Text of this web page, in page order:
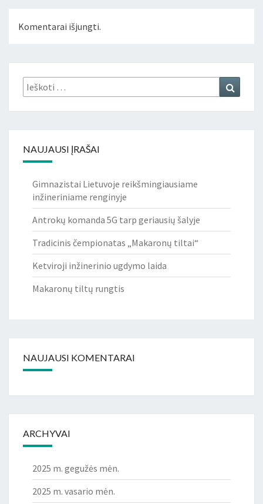
Komentarai išjungti.
Ieškoti:
NAUJAUSI ĮRAŠAI
Gimnazistai Lietuvoje reikšmingiausiame
inžineriniame renginyje
Antrokų komanda 5G tarp geriausių šalyje
Tradicinis čempionatas „Makaronų tiltai“
Ketviroji inžinerinio ugdymo laida
Makaronų tiltų rungtis
NAUJAUSI KOMENTARAI
ARCHYVAI
2025 m. gegužės mėn.
2025 m. vasario mėn.